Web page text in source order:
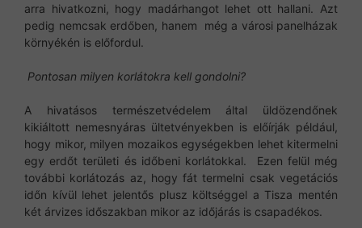
arra hivatkozni, hogy madárhangot lehet ott hallani. Azt
pedig nemcsak erdőben, hanem még a városi panelházak
környékén is előfordul.
Pontosan milyen korlátokra kell gondolni?
A hivatásos természetvédelem által üldözendőnek
kikiáltott nemesnyáras ültetvényekben is előírják például,
hogy mikor, milyen mozaikos egységekben lehet kitermelni
egy erdőt területi és időbeni korlátokkal. Ezen felül még
további korlátozás az, hogy fát termelni csak vegetációs
időn kívül lehet jelentős plusz költséggel a Tisza mentén
két árvizes időszakban mikor az időjárás is csapadékos.